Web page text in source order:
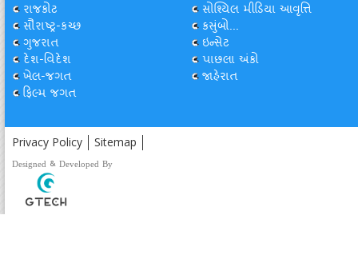
રાજકોટ
સૌરાષ્ટ્ર-કચ્છ
ગુજરાત
દેશ-વિદેશ
ખેલ-જગત
ફિલ્મ જગત
સોશ્યિલ મીડિયા આવૃત્તિ
કસુંબો...
ઇન્સેટ
પાછલા અંકો
જાહેરાત
Privacy Policy Sitemap
Designed & Developed By